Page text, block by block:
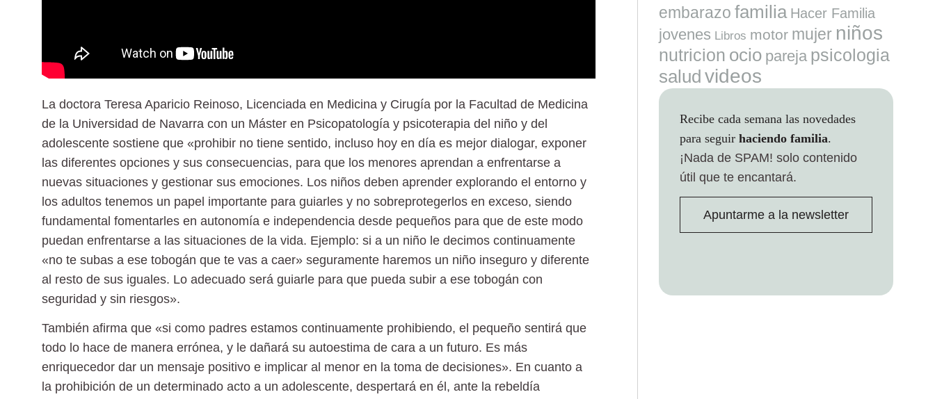
La doctora Teresa Aparicio Reinoso, Licenciada en Medicina y Cirugía por la Facultad de Medicina
de la Universidad de Navarra con un Máster en Psicopatología y psicoterapia del niño y del
adolescente sostiene que «prohibir no tiene sentido, incluso hoy en día es mejor dialogar, exponer
las diferentes opciones y sus consecuencias, para que los menores aprendan a enfrentarse a
nuevas situaciones y gestionar sus emociones. Los niños deben aprender explorando el entorno y
los adultos tenemos un papel importante para guiarles y no sobreprotegerlos en exceso, siendo
fundamental fomentarles en autonomía e independencia desde pequeños para que de este modo
puedan enfrentarse a las situaciones de la vida. Ejemplo: si a un niño le decimos continuamente
«no te subas a ese tobogán que te vas a caer» seguramente haremos un niño inseguro y diferente
al resto de sus iguales. Lo adecuado será guiarle para que pueda subir a ese tobogán con
seguridad y sin riesgos».
También afirma que «si como padres estamos continuamente prohibiendo, el pequeño sentirá que
todo lo hace de manera errónea, y le dañará su autoestima de cara a un futuro. Es más
enriquecedor dar un mensaje positivo e implicar al menor en la toma de decisiones». En cuanto a
la prohibición de un determinado acto a un adolescente, despertará en él, ante la rebeldía
embarazo familia Hacer Familia
jovenes Libros motor mujer niños
nutricion ocio pareja psicologia
salud videos
Recibe cada semana las novedades
para seguir haciendo familia.
¡Nada de SPAM! solo contenido
útil que te encantará.
Apuntarme a la newsletter